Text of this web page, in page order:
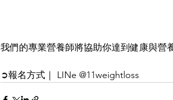
我們的專業營養師將協助你達到健康與營
➲報名方式｜ LINe @11weightloss